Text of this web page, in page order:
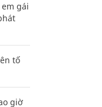
gái
tố
giờ